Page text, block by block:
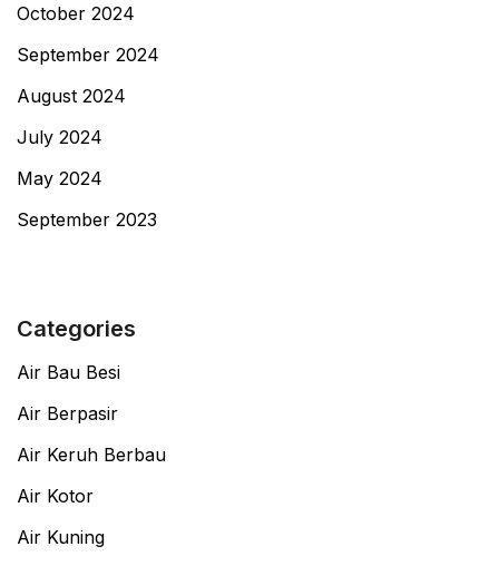
October 2024
September 2024
August 2024
July 2024
May 2024
September 2023
Categories
Air Bau Besi
Air Berpasir
Air Keruh Berbau
Air Kotor
Air Kuning